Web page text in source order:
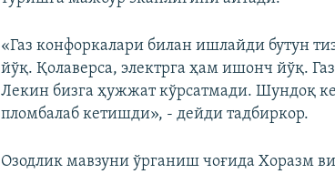
«Газ конфоркалари билан ишлайди бутун
йўқ. Қолаверса, электрга ҳам ишонч йўқ.
Лекин бизга ҳужжат кўрсатмади. Шундоқ
пломбалаб кетишди», - дейди тадбиркор.
Озодлик мавзуни ўрганиш чоғида Хоразм